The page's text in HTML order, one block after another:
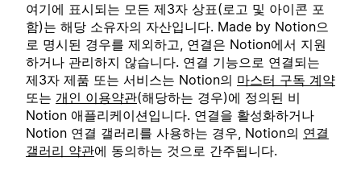
여기에 표시되는 모든 제3자 상표(로고 및 아이콘 포
함)는 해당 소유자의 자산입니다. Made by Notion으
로 명시된 경우를 제외하고, 연결은 Notion에서 지원
하거나 관리하지 않습니다. 연결 기능으로 연결되는
제3자 제품 또는 서비스는 Notion의 마스터 구독 계약
또는 개인 이용약관(해당하는 경우)에 정의된 비
Notion 애플리케이션입니다. 연결을 활성화하거나
Notion 연결 갤러리를 사용하는 경우, Notion의 연결
갤러리 약관에 동의하는 것으로 간주됩니다.